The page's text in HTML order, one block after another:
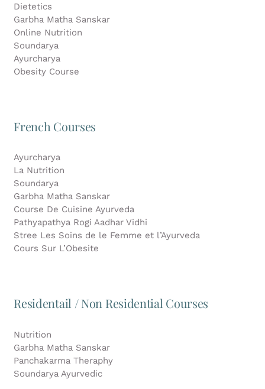
Dietetics
Garbha Matha Sanskar
Online Nutrition
Soundarya
Ayurcharya
Obesity Course
French Courses
Ayurcharya
La Nutrition
Soundarya
Garbha Matha Sanskar
Course De Cuisine Ayurveda
Pathyapathya Rogi Aadhar Vidhi
Stree Les Soins de le Femme et l’Ayurveda
Cours Sur L’Obesite
Residentail / Non Residential Courses
Nutrition
Garbha Matha Sanskar
Panchakarma Theraphy
Soundarya Ayurvedic